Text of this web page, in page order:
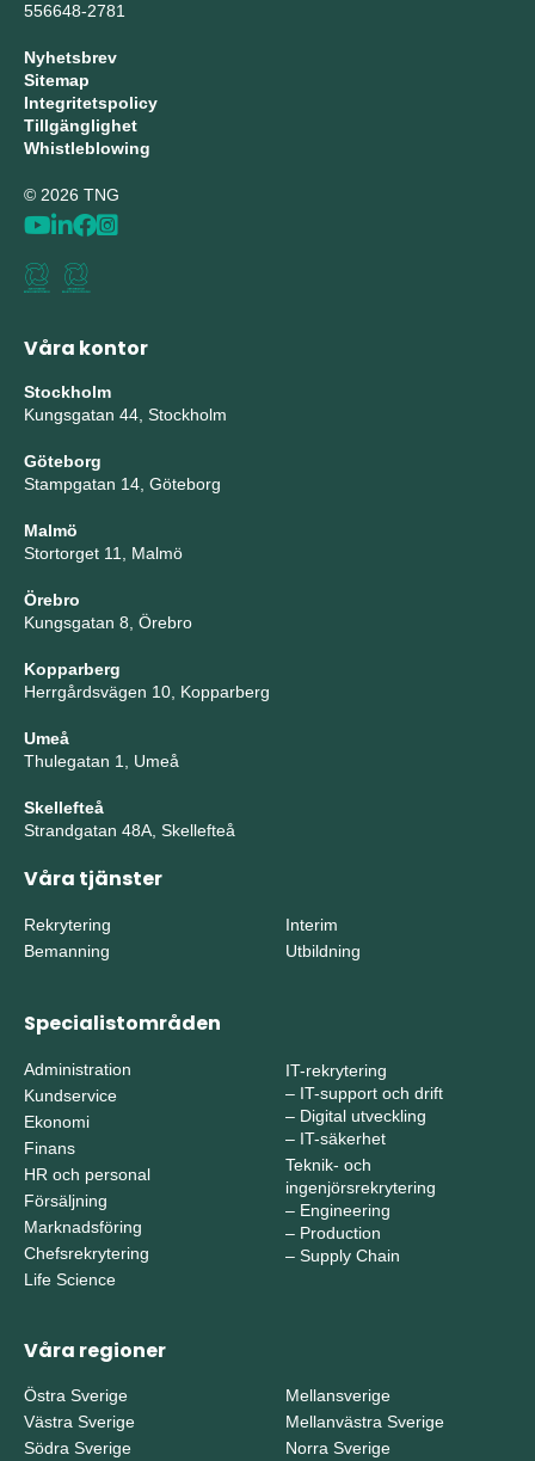
556648-2781
Nyhetsbrev
Sitemap
Integritetspolicy
Tillgänglighet
Whistleblowing
© 2026 TNG
Våra kontor
Stockholm
Kungsgatan 44, Stockholm
Göteborg
Stampgatan 14, Göteborg
Malmö
Stortorget 11, Malmö
Örebro
Kungsgatan 8, Örebro
Kopparberg
Herrgårdsvägen 10, Kopparberg
Umeå
Thulegatan 1, Umeå
Skellefteå
Strandgatan 48A, Skellefteå
Våra tjänster
Rekrytering
Bemanning
Interim
Utbildning
Specialistområden
Administration
Kundservice
Ekonomi
Finans
HR och personal
Försäljning
Marknadsföring
Chefsrekrytering
Life Science
IT-rekrytering
– IT-support och drift
– Digital utveckling
– IT-säkerhet
Teknik- och
ingenjörsrekrytering
– Engineering
– Production
– Supply Chain
Våra regioner
Östra Sverige
Västra Sverige
Södra Sverige
Mellansverige
Mellanvästra Sverige
Norra Sverige